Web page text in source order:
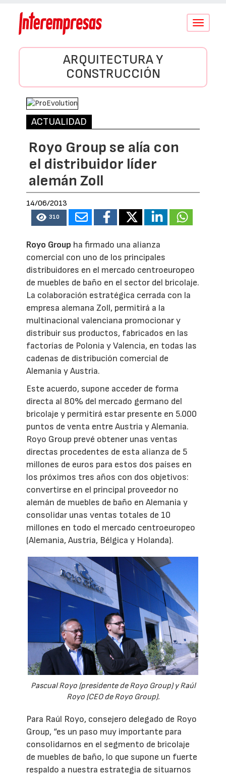
Conmutar
ARQUITECTURA Y
CONSTRUCCIÓN
ACTUALIDAD
Royo Group se alía con
el distribuidor líder
alemán Zoll
14/06/2013
310
Royo Group ha firmado una alianza
comercial con uno de los principales
distribuidores en el mercado centroeuropeo
de muebles de baño en el sector del bricolaje.
La colaboración estratégica cerrada con la
empresa alemana Zoll, permitirá a la
multinacional valenciana promocionar y
distribuir sus productos, fabricados en las
factorías de Polonia y Valencia, en todas las
cadenas de distribución comercial de
Alemania y Austria.
Este acuerdo, supone acceder de forma
directa al 80% del mercado germano del
bricolaje y permitirá estar presente en 5.000
puntos de venta entre Austria y Alemania.
Royo Group prevé obtener unas ventas
directas procedentes de esta alianza de 5
millones de euros para estos dos países en
los próximos tres años con dos objetivos:
convertirse en el principal proveedor no
alemán de muebles de baño en Alemania y
consolidar unas ventas totales de 10
millones en todo el mercado centroeuropeo
(Alemania, Austria, Bélgica y Holanda).
Pascual Royo (presidente de Royo Group) y Raúl
Royo (CEO de Royo Group).
Para Raúl Royo, consejero delegado de Royo
Group, “es un paso muy importante para
consolidarnos en el segmento de bricolaje
de muebles de baño, lo que supone un fuerte
respaldo a nuestra estrategia de situarnos